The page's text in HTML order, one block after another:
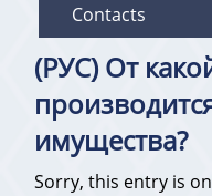
Contacts
(РУС) От
имущества?
Sorry, this entry is